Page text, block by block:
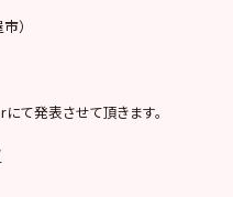
）
て発表させて頂きます。